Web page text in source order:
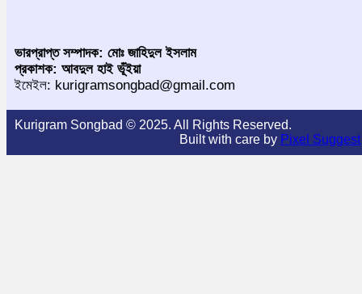
ভারপ্রাপ্ত সম্পাদক: মোঃ জাহিদুল ইসলাম
প্রকাশক: আবদুল হাই ভূঁইয়া
ইমেইল: kurigramsongbad@gmail.com
Kurigram Songbad © 2025. All Rights Reserved.
Built with care by Pixel Suggest